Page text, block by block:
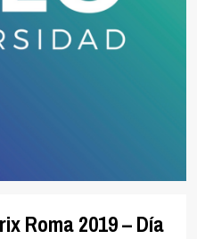
Roma 2019 – Día